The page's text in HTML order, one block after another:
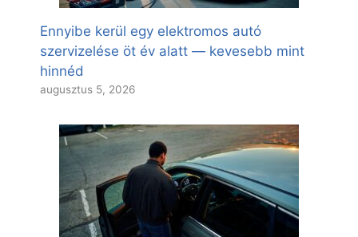
Ennyibe kerül egy elektromos autó
szervizelése öt év alatt — kevesebb mint
hinnéd
augusztus 5, 2026